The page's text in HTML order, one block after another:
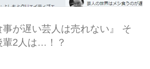
が遅い芸人は売れない』 そ
輩2人は…！？